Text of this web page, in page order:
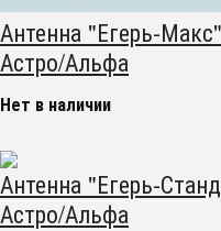
Антенна "Егерь-
Астро/Альфа
Нет в наличии
Антенна "Егерь-
Астро/Альфа